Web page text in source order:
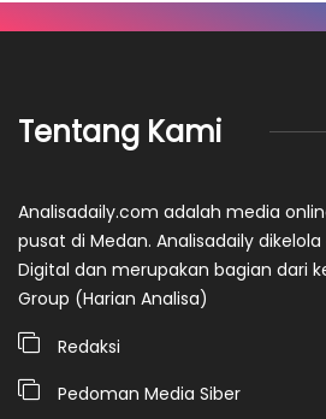
Tentang Kami
Analisadaily.com adalah media
pusat di Medan. Analisadaily
Digital dan merupakan bagian dari
Group (Harian Analisa)
Redaksi
Pedoman Media Siber